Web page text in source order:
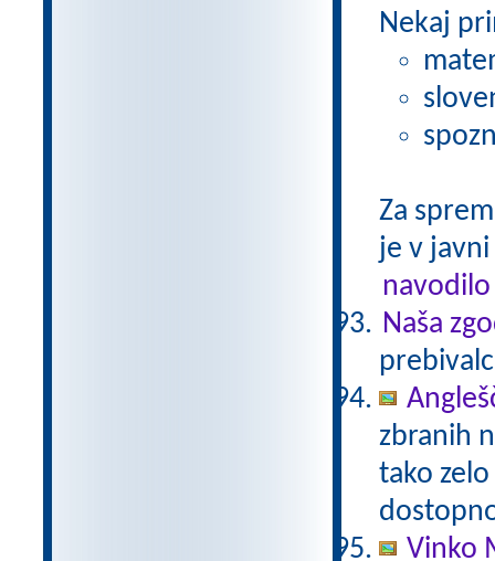
Nekaj
Za
je v
navodilo
Naša
zbranih
tako
Vinko